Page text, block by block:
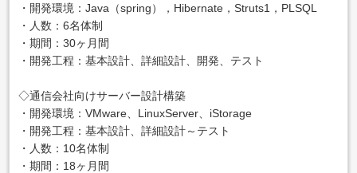
・開発環境：Java（spring），Hibernate，Struts1，PLSQL
・人数：6名体制
・期間：30ヶ月間
・開発工程：基本設計、詳細設計、開発、テスト
◇通信会社向けサーバー設計構築
・開発環境：VMware、LinuxServer、iStorage
・開発工程：基本設計、詳細設計～テスト
・人数：10名体制
・期間：18ヶ月間